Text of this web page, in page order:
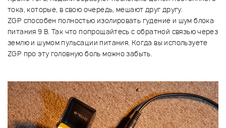
тока, которые, в свою очередь, мешают друг другу.
ZGP способен полностью изолировать гудение и шум блока
питания 9 В. Так что попрощайтесь с обратной связью через
землю и шумом пульсации питания. Когда вы используете
ZGP про эту головную боль можно забыть.